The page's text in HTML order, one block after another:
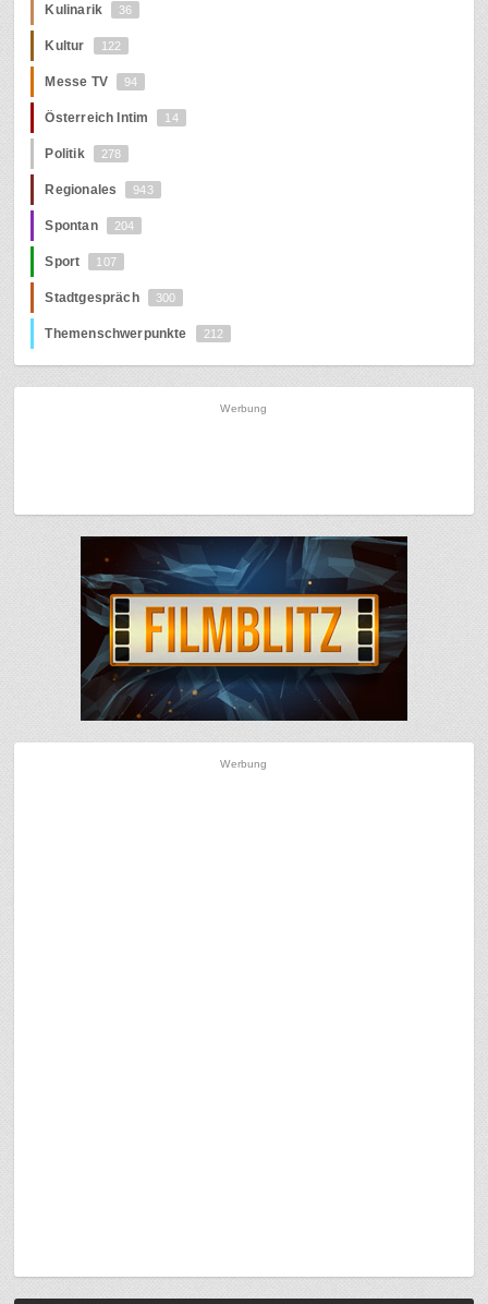
Kulinarik 36
Kultur 122
Messe TV 94
Österreich Intim 14
Politik 278
Regionales 943
Spontan 204
Sport 107
Stadtgespräch 300
Themenschwerpunkte 212
Werbung
Werbung